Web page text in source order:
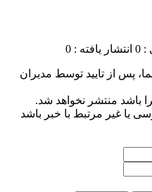
0 انتشار یافته : 0
پس از تایید توسط مدیران
باشد منتشر نخواهد شد.
یا غیر مرتبط با خبر باشد